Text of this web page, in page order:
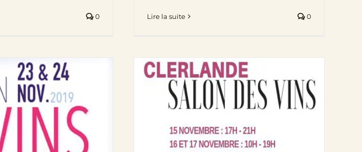
0 Lire la suite 0